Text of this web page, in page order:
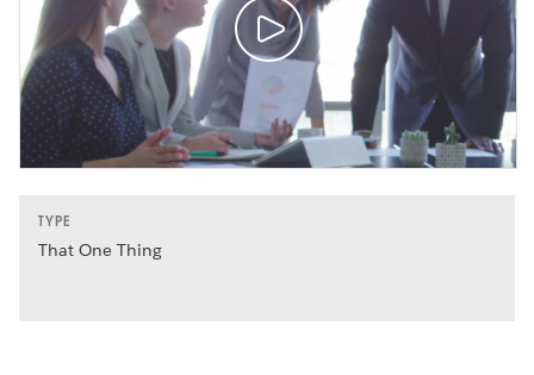
TYPE
That One Thing